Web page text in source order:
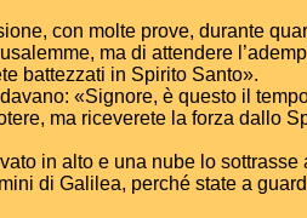
con molte prove, durante
ma di attendere
battezzati in Spirito Santo».
«Signore, è questo il
ma riceverete la forza dallo
in alto e una nube lo
di Galilea, perché state a